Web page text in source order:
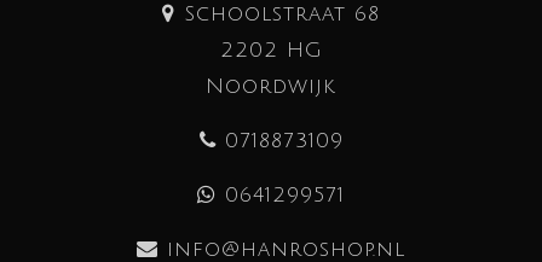
Schoolstraat 68
2202 HG
Noordwijk
0718873109
0641299571
info@hanroshop.nl